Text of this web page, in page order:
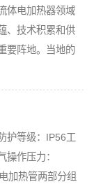
体电加热器领域
、技术积累和供
要阵地。当地的
护等级：IP56工
作压力：
加热管两部分组